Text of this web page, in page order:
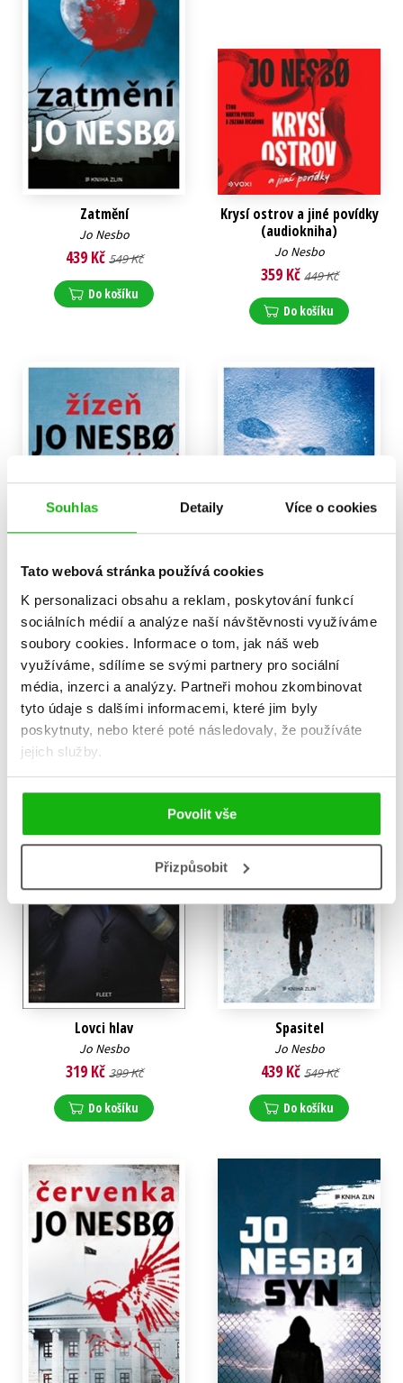
Souhlas Detaily Více o cookies
Tato webová stránka používá cookies
K personalizaci obsahu a reklam, poskytování funkcí
sociálních médií a analýze naší návštěvnosti využíváme
soubory cookies. Informace o tom, jak náš web
využíváme, sdílíme se svými partnery pro sociální
média, inzerci a analýzy. Partneři mohou zkombinovat
tyto údaje s dalšími informacemi, které jim byly
poskytnuty, nebo které poté následovaly, že používáte
jejich služby.
Povolit vše
Přizpůsobit
Zatmění
Jo Nesbo
439 Kč 549 Kč
Do košíku
Krysí ostrov a jiné povídky
(audiokniha)
Jo Nesbo
359 Kč 449 Kč
Do košíku
Žízeň
Jo Nesbo
439 Kč549 Kč
Do košíku
Přízrak
Jo Nesbo
359 Kč449 Kč
Do košíku
Lovci hlav
Jo Nesbo
319 Kč 399 Kč
Do košíku
Spasitel
Jo Nesbo
439 Kč 549 Kč
Do košíku